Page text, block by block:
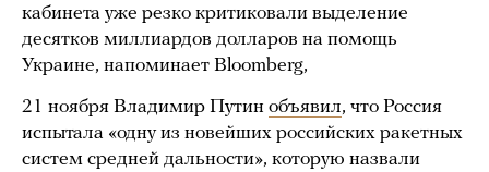
кабинета уже резко критиковали выделение
десятков миллиардов долларов на помощь
Украине, напоминает Bloomberg,
21 ноября Владимир Путин объявил, что Россия
испытала «одну из новейших российских ракетных
систем средней дальности», которую назвали